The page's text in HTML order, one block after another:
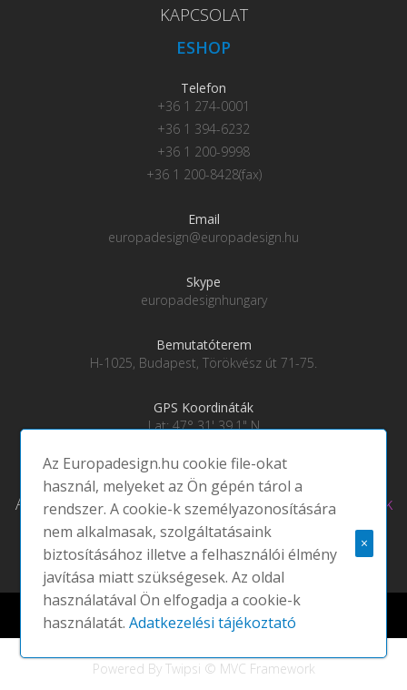
KAPCSOLAT
ESHOP
Telefon
+36 1 274-0001
+36 1 394-6232
+36 1 200-9998
+36 1 200-8428(fax)
Email
europadesign@europadesign.hu
Skype
europadesignhungary
Bemutatóterem
H-1025, Budapest, Törökvész út 71-75.
GPS Koordináták
Lat: 47° 31' 39.1" N
Adatkezelési tájékoztató|Social média csatornáink
Az Europadesign.hu cookie file-okat
használ, melyeket az Ön gépén tárol a
rendszer. A cookie-k személyazonosítására
nem alkalmasak, szolgáltatásaink
biztosításához illetve a felhasználói élmény
javítása miatt szükségesek. Az oldal
használatával Ön elfogadja a cookie-k
használatát.Adatkezelési tájékoztató
×
Europadesign © 2021 EUROPA DESIGN | All rights reserved |
Powered By Twipsi © MVC Framework